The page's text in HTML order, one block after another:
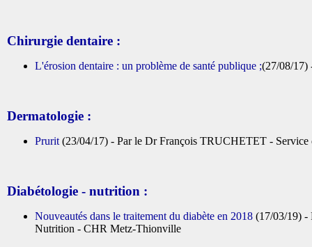
Chirurgie dentaire :
L'érosion dentaire : un problème de santé publique ;(27/08/17)
Dermatologie :
Prurit (23/04/17) - Par le Dr François TRUCHETET -
Diabétologie - nutrition :
Nouveautés dans le traitement du diabète en 2018 (17/03/19) -
Nutrition - CHR Metz-Thionville